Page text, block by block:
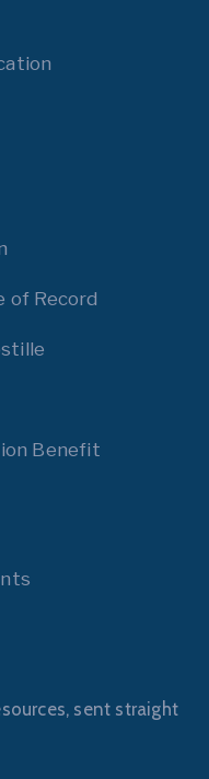
of Record
Benefit
sent straight